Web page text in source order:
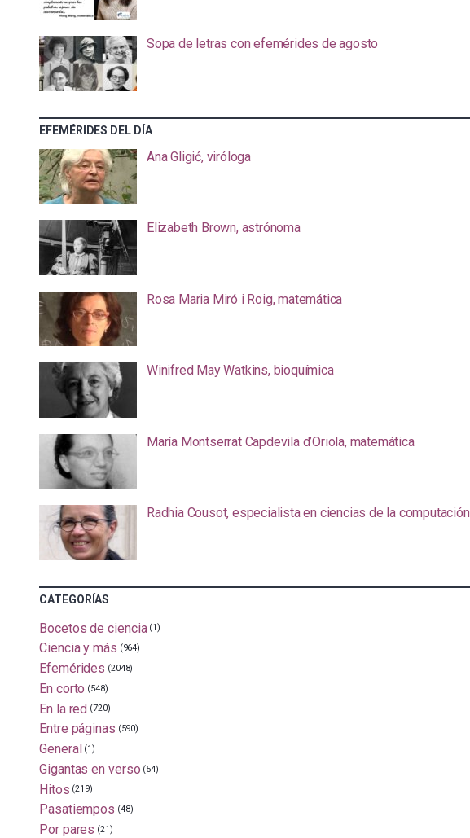
Sopa de letras con efemérides de agosto
EFEMÉRIDES DEL DÍA
Ana Gligić, viróloga
Elizabeth Brown, astrónoma
Rosa Maria Miró i Roig, matemática
Winifred May Watkins, bioquímica
María Montserrat Capdevila d’Oriola, matemática
Radhia Cousot, especialista en ciencias de la computación
CATEGORÍAS
Bocetos de ciencia (1)
Ciencia y más (964)
Efemérides (2048)
En corto (548)
En la red (720)
Entre páginas (590)
General (1)
Gigantas en verso (54)
Hitos (219)
Pasatiempos (48)
Por pares (21)